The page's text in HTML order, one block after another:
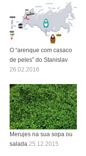
O “arenque com casaco
de peles” do Stanislav
26.02.2016
Merujes na sua sopa ou
salada 25.12.2015